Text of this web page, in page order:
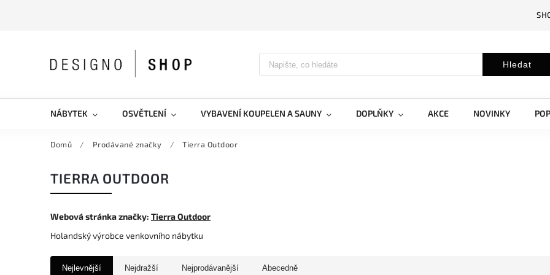
Hledat
NÁBYTEK OSVĚTLENÍ VYBAVENÍ KOUPELEN A SAUNY DOPLŇKY AKCE NOVINKY
Domů / Prodávané značky / Tierra Outdoor
TIERRA OUTDOOR
Webová stránka značky: Tierra Outdoor
Holandský výrobce venkovního nábytku
Nejlevnější Nejdražší Nejprodávanější Abecedně